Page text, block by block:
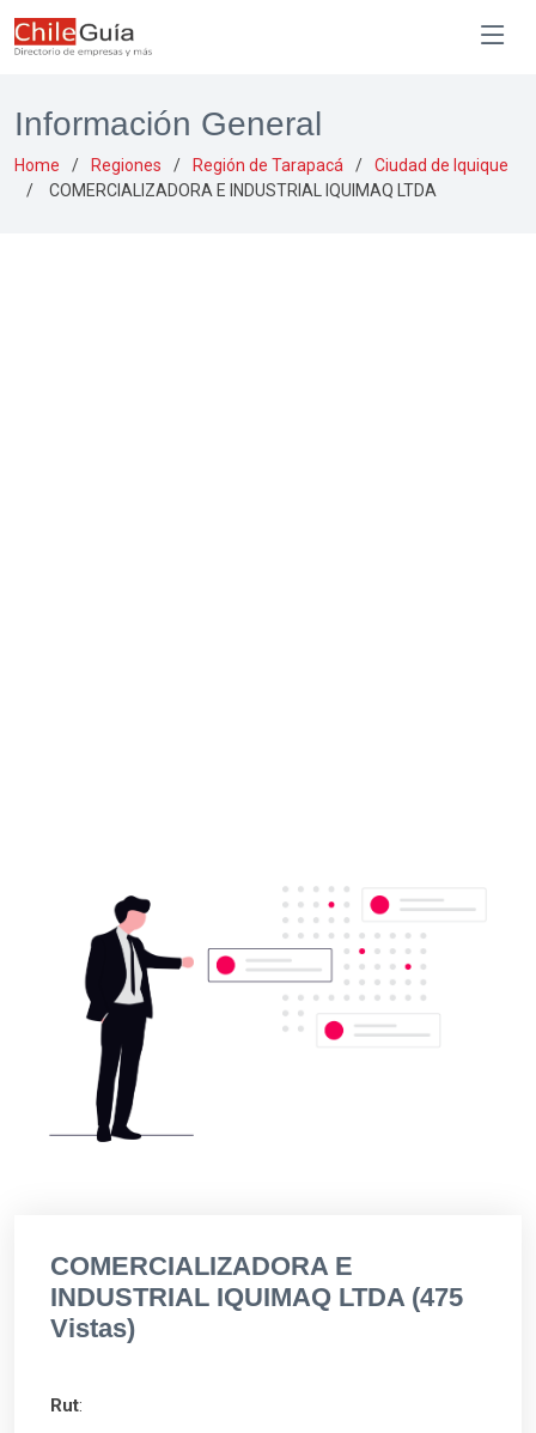
Información General
Home Regiones Región de Tarapacá
Ciudad de Iquique
COMERCIALIZADORA E INDUSTRIAL IQUIMAQ LTDA
COMERCIALIZADORA E
INDUSTRIAL IQUIMAQ LTDA (475
Vistas)
Rut: